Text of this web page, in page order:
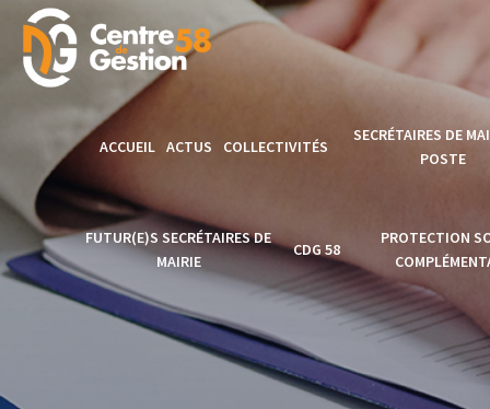
ACCUEIL ACTUS COLLECTIVITÉS
SECRÉTAIRES DE
POSTE
délibérations
Formation
de mairie en Poste
CNFPT
FUTUR(E)S SECRÉTAIRES DE
MAIRIE
Clôture de la
Formation secrétaire
CDG 58
Accès AGIRHE
Accès EMPLOI
TERRITORIAL
PROTECTION
PROTECTION